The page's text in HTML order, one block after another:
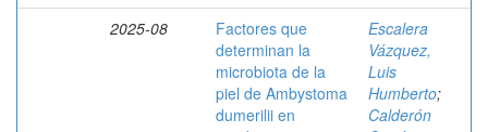
2025-08
Factores que
determinan la
microbiota de la
piel de Ambystoma
dumerilii en
Escalera
Vázquez,
Luis
Humberto;
Calderón